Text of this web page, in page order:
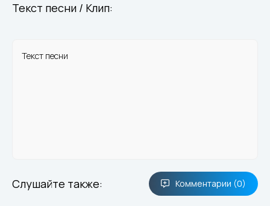
Текст песни / Клип:
Текст песни
Слушайте также: Комментарии (0)